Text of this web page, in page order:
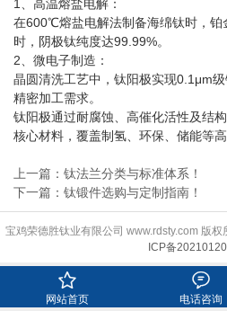
1、高温熔盐电解‌：
在600℃熔盐电解法制备海绵钛时，铂
时，阴极钛纯度达99.99%‌。
2、微电子制造‌：
晶圆清洗工艺中，钛阳极实现0.1μm
精密加工需求‌。
钛阳极通过耐腐蚀、高催化活性及结
核心材料，覆盖制氢、环保、储能等高
上一篇：钛法兰分类与标准体系！
下一篇：钛锻件选购与定制指南！
宝鸡荣德胜钛业有限公司 www.rdsty.com 版权
ICP备

网站首页

电话咨询